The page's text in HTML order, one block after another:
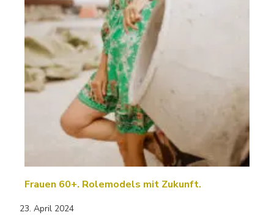
Frauen 60+. Rolemodels mit Zukunft.
23. April 2024